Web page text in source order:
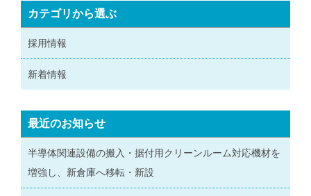
カテゴリから選ぶ
採用情報
新着情報
最近のお知らせ
半導体関連設備の搬入・据付用クリーンルーム対応機材を
増強し、新倉庫へ移転・新設